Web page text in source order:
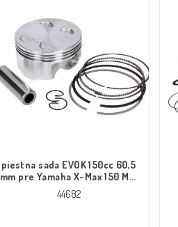
piestna sada EVOK 150cc 60,5
mm pre Yamaha X-Max 150 MT,
WR, VP, X-City
44682